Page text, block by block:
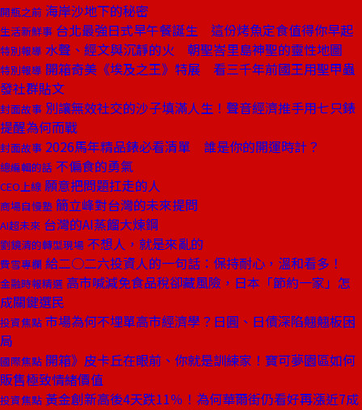
開瓶之前 海岸沙地下的秘密
生活新鮮事 台北最強日式早午餐誕生 這份烤魚定食值得你早起
特別報導 水聲、經文與沉靜的火 朝聖峇里島神聖的靈性地圖
特別報導 開箱奇美《埃及之王》特展 看三千年前國王用聖甲蟲
發社群貼文
封面故事 別讓無效社交的沙子填滿人生！聲音經濟推手用七只錶
提醒為何而戰
封面故事 2026馬年精品錶必看清單 誰是你的開運時計？
總編輯的話 不偏食的勇氣
CEO上線 願意把問題扛走的人
商場自慢塾 簡立峰對台灣的未來提問
AI超未來 台灣的AI蒸餾大煉鋼
劉鏡清的轉型現場 不想人，就是來亂的
費雪專欄 給二○二六投資人的一句話：保持耐心，溫和看多！
金融時報精選 高市喊減免食品稅卻藏風險，日本「節約一家」怎
成關鍵選民
投資焦點 市場為何不埋單高市經濟學？日圓、日債深陷翹翹板困
局
國際焦點 開箱》皮卡丘在眼前、你就是訓練家！寶可夢園區如何
販售極致情緒價值
投資焦點 黃金創新高後4天跌11％！為何華爾街仍看好再漲近7成